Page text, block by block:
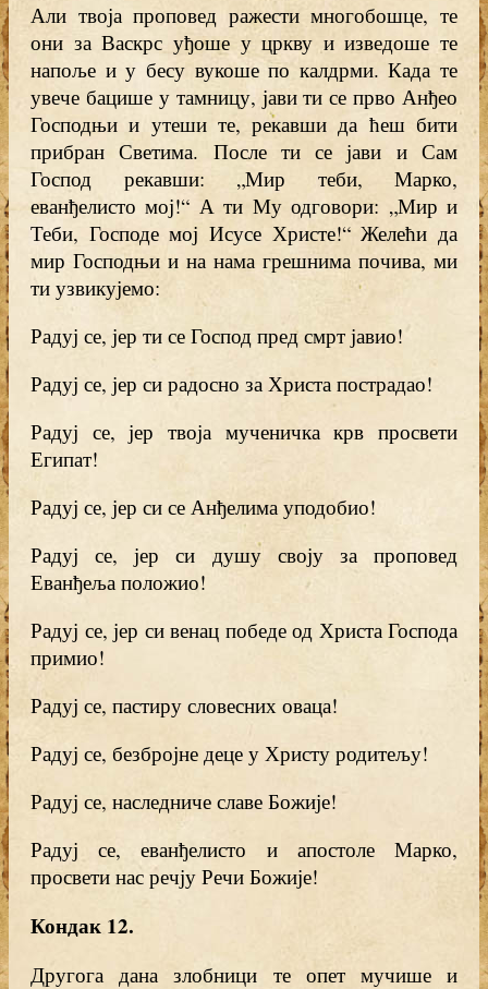
Али твоја проповед ражести многобошце, те
они за Васкрс уђоше у цркву и изведоше те
напоље и у бесу вукоше по калдрми. Када те
увече бацише у тамницу, јави ти се прво Анђео
Господњи и утеши те, рекавши да ћеш бити
прибран Светима. После ти се јави и Сам
Господ рекавши: „Мир теби, Марко,
еванђелисто мој!“ А ти Му одговори: „Мир и
Теби, Господе мој Исусе Христе!“ Желећи да
мир Господњи и на нама грешнима почива, ми
ти узвикујемо:
Радуј се, јер ти се Господ пред смрт јавио!
Радуј се, јер си радосно за Христа пострадао!
Радуј се, јер твоја мученичка крв просвети
Египат!
Радуј се, јер си се Анђелима уподобио!
Радуј се, јер си душу своју за проповед
Еванђеља положио!
Радуј се, јер си венац победе од Христа Господа
примио!
Радуј се, пастиру словесних оваца!
Радуј се, безбројне деце у Христу родитељу!
Радуј се, наследниче славе Божије!
Радуј се, еванђелисто и апостоле Марко,
просвети нас речју Речи Божије!
Кондак 12.
Другога дана злобници те опет мучише и